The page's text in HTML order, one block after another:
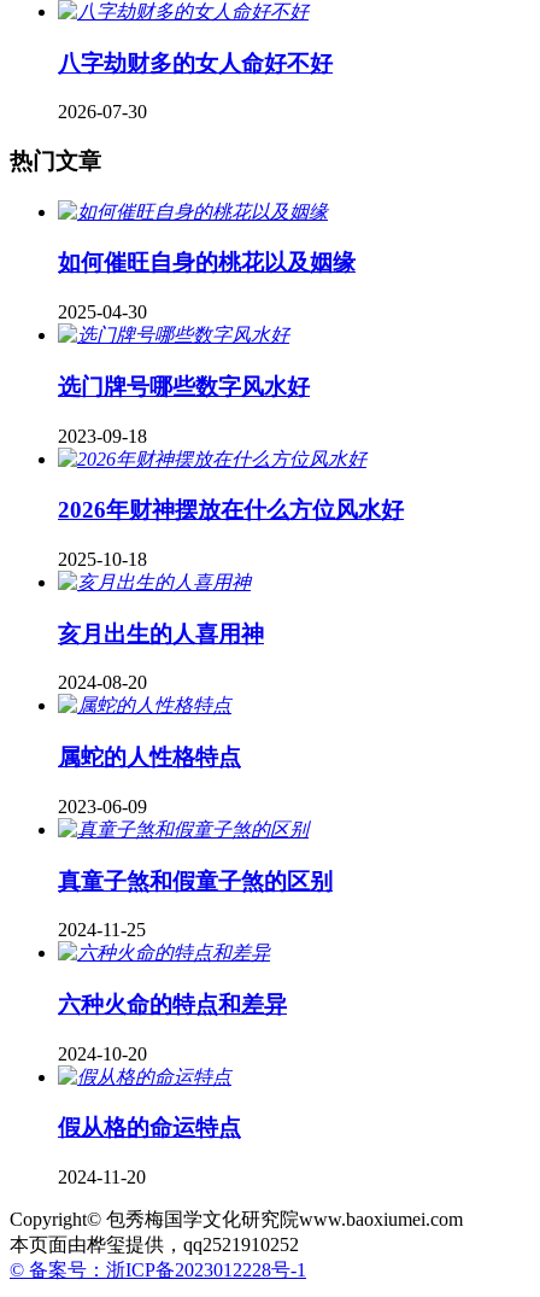
八字劫财多的女人命好不好
2026-07-30
热门文章
如何催旺自身的桃花以及姻缘
2025-04-30
​选门牌号哪些数字风水好
2023-09-18
2026年财神摆放在什么方位风水好
2025-10-18
亥月出生的人喜用神
2024-08-20
属蛇的人性格特点
2023-06-09
真童子煞和假童子煞的区别
2024-11-25
六种火命的特点和差异
2024-10-20
假从格的命运特点
2024-11-20
Copyright© 包秀梅国学文化研究院www.baoxiumei.com
本页面由桦玺提供，qq2521910252
© 备案号：浙ICP备2023012228号-1